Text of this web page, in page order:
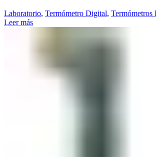
Laboratorio, Termómetro Digital, Termómetros
Leer más